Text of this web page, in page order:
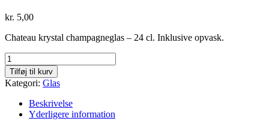
kr. 5,00
Chateau krystal champagneglas – 24 cl. Inklusive opvask.
Champagneglas
antal
Tilføj til kurv
Kategori: Glas
Beskrivelse
Yderligere information